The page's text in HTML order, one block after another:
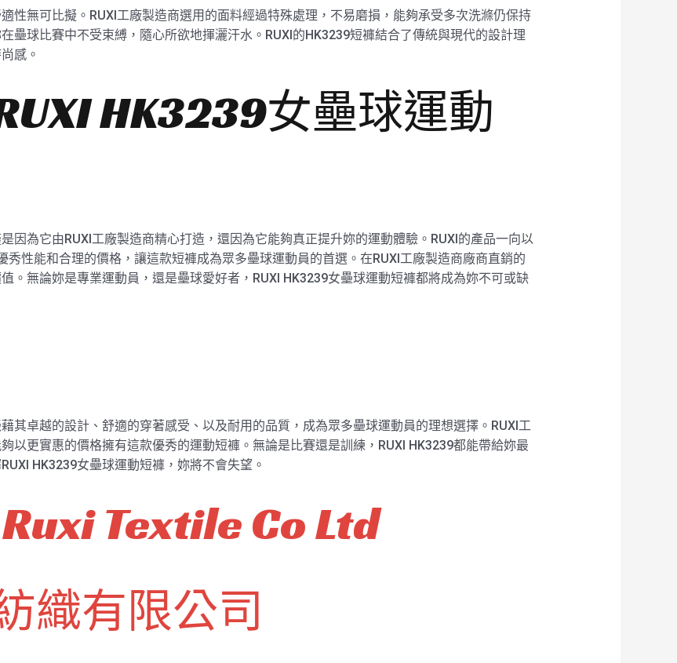
性無可比擬。RUXI工廠製造商選用的面料經過特殊處理，不易磨損，能夠承受多次洗滌仍保持
壘球比賽中不受束縛，隨心所欲地揮灑汗水。RUXI的HK3239短褲結合了傳統與現代的設計理
感。
HK3239女壘球運動
因為它由RUXI工廠製造商精心打造，還因為它能夠真正提升妳的運動體驗。RUXI的產品一向以
秀性能和合理的價格，讓這款短褲成為眾多壘球運動員的首選。在RUXI工廠製造商廠商直銷的
。無論妳是專業運動員，還是壘球愛好者，RUXI HK3239女壘球運動短褲都將成為妳不可或缺
其卓越的設計、舒適的穿著感受、以及耐用的品質，成為眾多壘球運動員的理想選擇。RUXI工
以更實惠的價格擁有這款優秀的運動短褲。無論是比賽還是訓練，RUXI HK3239都能帶給妳最
HK3239女壘球運動短褲，妳將不會失望。
Textile Co Ltd
織有限公司